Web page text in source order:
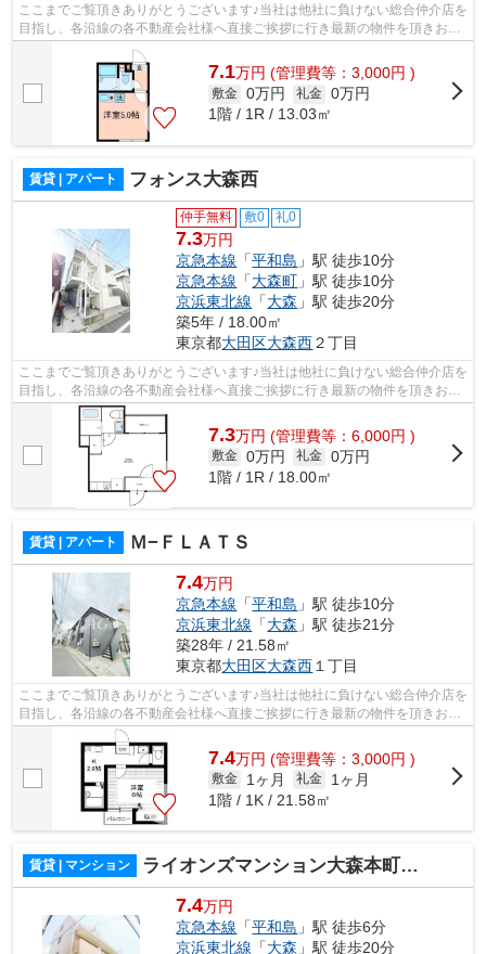
ここまでご覧頂きありがとうございます♪当社は他社に負けない総合仲介店を
目指し、各沿線の各不動産会社様へ直接ご挨拶に行き最新の物件を頂きお客
様へ提供しております！最新の情報は...
7.1万円 (管理費等：3,000円 )
敷金 0万円 礼金 0万円
1階 / 1R / 13.03㎡
賃貸 | アパート フォンス大森西
仲手無料 敷0 礼0
7.3万円
京急本線 「平和島 」駅 徒歩10分
京急本線 「大森町 」駅 徒歩10分
京浜東北線 「大森 」駅 徒歩20分
築5年 / 18.00㎡
東京都大田区大森西２丁目
ここまでご覧頂きありがとうございます♪当社は他社に負けない総合仲介店を
目指し、各沿線の各不動産会社様へ直接ご挨拶に行き最新の物件を頂きお客
様へ提供しております！最新の情報は...
7.3万円 (管理費等：6,000円 )
敷金 0万円 礼金 0万円
1階 / 1R / 18.00㎡
賃貸 | アパート Ｍ−ＦＬＡＴＳ
7.4万円
京急本線 「平和島 」駅 徒歩10分
京浜東北線 「大森 」駅 徒歩21分
築28年 / 21.58㎡
東京都大田区大森西 １丁目
ここまでご覧頂きありがとうございます♪当社は他社に負けない総合仲介店を
目指し、各沿線の各不動産会社様へ直接ご挨拶に行き最新の物件を頂きお客
様へ提供しております！最新の情報は...
7.4万円 (管理費等：3,000円 )
敷金 1ヶ月 礼金
1ヶ月
1階 / 1K / 21.58㎡
賃貸 | マンション ライオンズマンション大森本町第二
7.4万円
京急本線 「平和島 」駅 徒歩6分
京浜東北線 「大森 」駅 徒歩20分